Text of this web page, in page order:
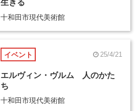
生きる
十和田市現代美術館
イベント 25/4/21
エルヴィン・ヴルム 人のかた
ち
十和田市現代美術館